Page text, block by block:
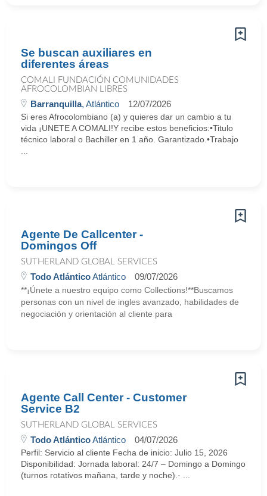
Se buscan auxiliares en
diferentes áreas
COMALI FUNDACIÓN COMUNIDADES
AFROCOLOMBIAN LIBRES
Barranquilla, Atlántico 12/07/2026
Si eres Afrocolombiano (a) y quieres dar un cambio a tu
vida ¡UNETE A COMALI!Y recibe estos beneficios:•Titulo
técnico laboral o Bachiller en 1 año. Garantizado.•Trabajo
Agente De Callcenter -
Domingos Off
SUTHERLAND GLOBAL SERVICES
Todo AtlánticoAtlántico 09/07/2026
**¡Únete a nuestro equipo como Collections!**Buscamos
personas con un nivel de ingles avanzado, habilidades de
negociación y orientación al cliente para
Agente Call Center - Customer
Service B2
SUTHERLAND GLOBAL SERVICES
Todo AtlánticoAtlántico 04/07/2026
Perfil: Servicio al cliente Fecha de inicio: Julio 15, 2026
Disponibilidad: Jornada laboral: 24/7 – Domingo a Domingo
(turnos rotativos mañana, tarde y noche).· ...